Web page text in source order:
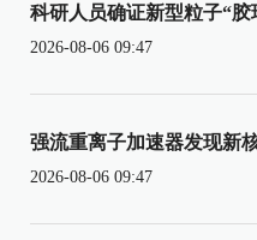
科研人员确证新型粒子“胶
2026-08-06 09:47
强流重离子加速器发现新
2026-08-06 09:47